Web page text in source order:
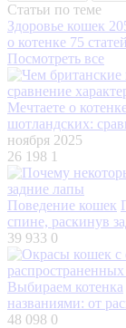
Статьи по теме
Здоровье кошек
о котенке 75 статей
Посмотреть все
Мечтаете о
шотландских:
ноября 2025
26 198 1
Поведение кошек
спине, раскинув
39 933 0
Выбираем котенка
названиями: от
48 098 0